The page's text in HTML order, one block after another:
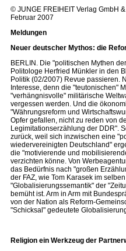
© JUNGE FREIHEIT Verlag GmbH
Februar 2007
Meldungen
Neuer deutscher Mythos: die
BERLIN. Die "politischen Mythen
Politologe Herfried Münkler in den
Politik (02/2007) Revue passieren.
Interesse, denn die "teutonischen"
"verhängnisvolle" militärische
vergessen werden. Und die
"Währungsreform und
Opfer gefallen, nicht zu reden von
Legimitationserzählung der DDR".
zurück, weil sich inzwischen eine
wiedervereinigten Deutschland"
die "motivierende und
verzichten könne. Von
das Bedürfnis nach "großen
der FAZ, wie Tom Karasek im
"Globalisierungssemantik" der
bemüht ist. Arm in Arm mit
von der Nation als Reform-
"Schicksal" gedeutete
Religion ein Werkzeug der